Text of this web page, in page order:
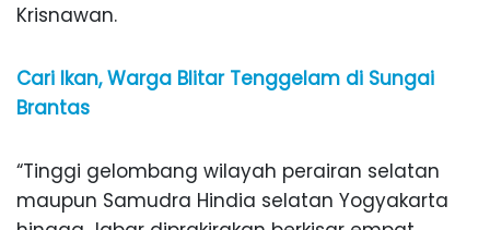
Krisnawan.
Cari Ikan, Warga Blitar Tenggelam di Sungai
Brantas
“Tinggi gelombang wilayah perairan selatan
maupun Samudra Hindia selatan Yogyakarta